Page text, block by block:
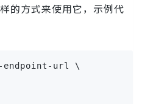
的方式来使用它，示例代
url \